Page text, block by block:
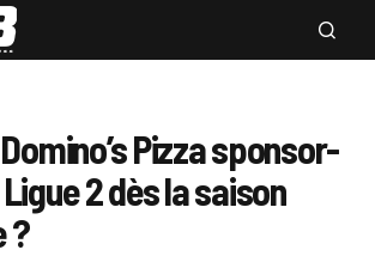
Pizza sponsor-
2 dès la saison
?